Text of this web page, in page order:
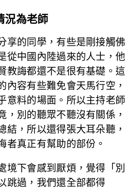
況為老師
享的同學，有些是剛接觸佛
從中國內陸過來的人士，他
教誨都還不是很有基礎。這
內容有些難免會天馬行空，
意料的場面。所以主持老師
，別的聽眾不聽沒有關係，
結，所以還得張大耳朵聽，
者真正有幫助的部份。
境下會感到厭煩，覺得「別
跳過，我們還全部都得